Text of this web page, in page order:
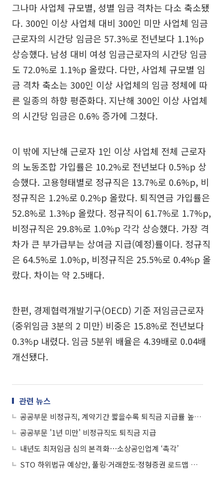
그나마 사업체 규모별, 성별 임금 격차는 다소 축소됐
다. 300인 이상 사업체 대비 300인 미만 사업체 임금
근로자의 시간당 임금은 57.3%로 전년보다 1.1%p
상승했다. 남성 대비 여성 임금근로자의 시간당 임금
도 72.0%로 1.1%p 올랐다. 다만, 사업체 규모별 임
금 격차 축소는 300인 이상 사업체의 임금 정체에 따
른 일종의 하향 평준화다. 지난해 300인 이상 사업체
의 시간당 임금은 0.6% 증가에 그쳤다.
이 밖에 지난해 근로자 1인 이상 사업체 전체 근로자
의 노동조합 가입률은 10.2%로 전년보다 0.5%p 상
승했다. 고용형태별로 정규직은 13.7%로 0.6%p, 비
정규직은 1.2%로 0.2%p 올랐다. 퇴직연금 가입률은
52.8%로 1.3%p 올랐다. 정규직이 61.7%로 1.7%p,
비정규직은 29.8%로 1.0%p 각각 상승했다. 가장 격
차가 큰 부가급부는 상여금 지급(예정)률이다. 정규직
은 64.5%로 1.0%p, 비정규직은 25.5%로 0.4%p 올
랐다. 차이는 약 2.5배다.
한편, 경제협력개발기구(OECD) 기준 저임금근로자
(중위임금 3분의 2 미만) 비중은 15.8%로 전년보다
0.3%p 내렸다. 임금 5분위 배율은 4.39배로 0.04배
개선됐다.
관련 뉴스
공공부문 비정규직, 계약기간 짧을수록 퇴직금 지급률 높아진다
공공부문 '1년 미만' 비정규직도 퇴직금 지급
내년도 최저임금 심의 본격화⋯소상공인업계 ‘촉각’
STO 하위법규 예상안, 풀링·거래한도·정형증권 로드맵 제시